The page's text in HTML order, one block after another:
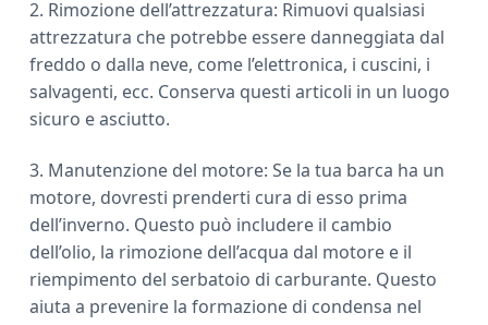
2. Rimozione dell’attrezzatura: Rimuovi qualsiasi
attrezzatura che potrebbe essere danneggiata dal
freddo o dalla neve, come l’elettronica, i cuscini, i
salvagenti, ecc. Conserva questi articoli in un luogo
sicuro e asciutto.
3. Manutenzione del motore: Se la tua barca ha un
motore, dovresti prenderti cura di esso prima
dell’inverno. Questo può includere il cambio
dell’olio, la rimozione dell’acqua dal motore e il
riempimento del serbatoio di carburante. Questo
aiuta a prevenire la formazione di condensa nel